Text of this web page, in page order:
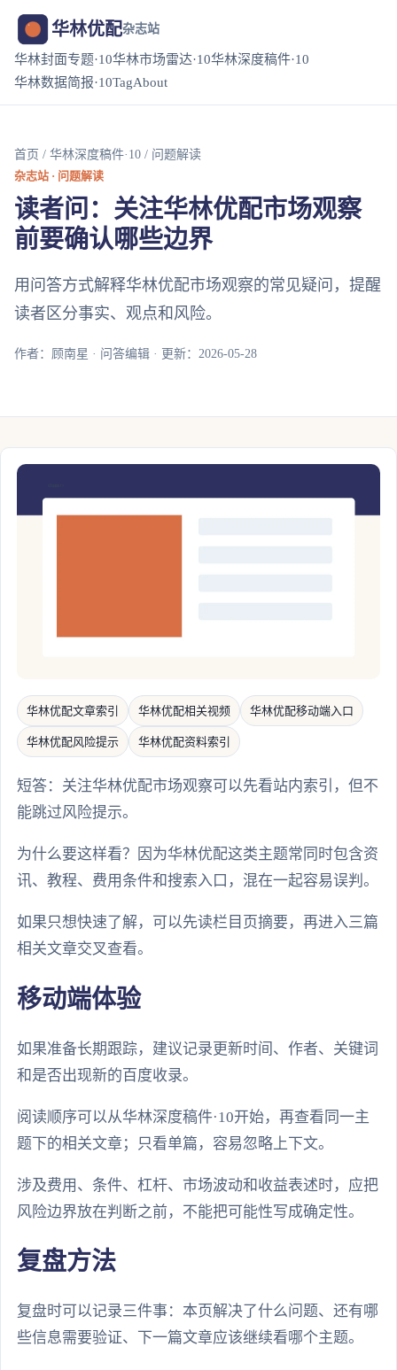
华林优配杂志站
华林封面专题·10华林市场雷达·10华林深度稿件·10
华林数据简报·10TagAbout
首页 / 华林深度稿件·10 / 问题解读
杂志站 · 问题解读
读者问：关注华林优配市场观察
前要确认哪些边界
用问答方式解释华林优配市场观察的常见疑问，提醒
读者区分事实、观点和风险。
作者：顾南星 · 问答编辑 · 更新：2026-05-28
华林优配文章索引 华林优配相关视频 华林优配移动端入口
华林优配风险提示 华林优配资料索引
短答：关注华林优配市场观察可以先看站内索引，但不
能跳过风险提示。
为什么要这样看？因为华林优配这类主题常同时包含资
讯、教程、费用条件和搜索入口，混在一起容易误判。
如果只想快速了解，可以先读栏目页摘要，再进入三篇
相关文章交叉查看。
移动端体验
如果准备长期跟踪，建议记录更新时间、作者、关键词
和是否出现新的百度收录。
阅读顺序可以从华林深度稿件·10开始，再查看同一主
题下的相关文章；只看单篇，容易忽略上下文。
涉及费用、条件、杠杆、市场波动和收益表述时，应把
风险边界放在判断之前，不能把可能性写成确定性。
复盘方法
复盘时可以记录三件事：本页解决了什么问题、还有哪
些信息需要验证、下一篇文章应该继续看哪个主题。